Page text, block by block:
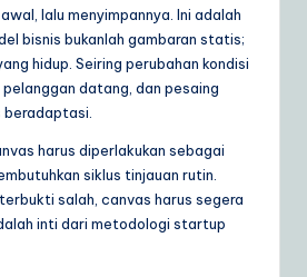
lalu menyimpannya. Ini adalah
bisnis bukanlah gambaran statis;
hidup. Seiring perubahan kondisi
datang, dan pesaing
beradaptasi.
harus diperlakukan sebagai
siklus tinjauan rutin.
salah, canvas harus segera
inti dari metodologi startup